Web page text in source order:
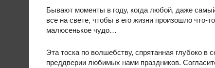
Бывают моменты в году, когда любой, даже
все на свете, чтобы в его жизни произошло что-
малюсенькое чудо…
Эта тоска по волшебству, спрятанная глубоко в
преддверии любимых нами праздников.